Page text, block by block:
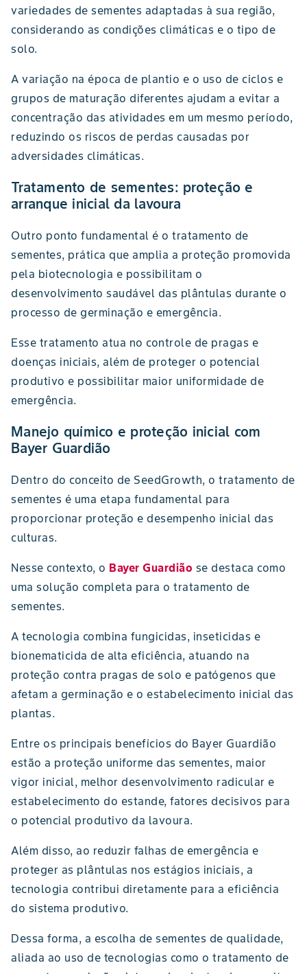
variedades de sementes adaptadas à sua região,
considerando as condições climáticas e o tipo de
solo.
A variação na época de plantio e o uso de ciclos e
grupos de maturação diferentes ajudam a evitar a
concentração das atividades em um mesmo período,
reduzindo os riscos de perdas causadas por
adversidades climáticas.
Tratamento de sementes: proteção e
arranque inicial da lavoura
Outro ponto fundamental é o tratamento de
sementes, prática que amplia a proteção promovida
pela biotecnologia e possibilitam o
desenvolvimento saudável das plântulas durante o
processo de germinação e emergência.
Esse tratamento atua no controle de pragas e
doenças iniciais, além de proteger o potencial
produtivo e possibilitar maior uniformidade de
emergência.
Manejo químico e proteção inicial com
Bayer Guardião
Dentro do conceito de SeedGrowth, o tratamento de
sementes é uma etapa fundamental para
proporcionar proteção e desempenho inicial das
culturas.
Nesse contexto, o Bayer Guardião se destaca como
uma solução completa para o tratamento de
sementes.
A tecnologia combina fungicidas, inseticidas e
bionematicida de alta eficiência, atuando na
proteção contra pragas de solo e patógenos que
afetam a germinação e o estabelecimento inicial das
plantas.
Entre os principais benefícios do Bayer Guardião
estão a proteção uniforme das sementes, maior
vigor inicial, melhor desenvolvimento radicular e
estabelecimento do estande, fatores decisivos para
o potencial produtivo da lavoura.
Além disso, ao reduzir falhas de emergência e
proteger as plântulas nos estágios iniciais, a
tecnologia contribui diretamente para a eficiência
do sistema produtivo.
Dessa forma, a escolha de sementes de qualidade,
aliada ao uso de tecnologias como o tratamento de